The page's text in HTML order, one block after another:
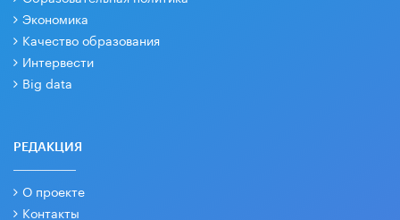
Экономика
Качество образования
Интервести
Big data
РЕДАКЦИЯ
О проекте
Контакты